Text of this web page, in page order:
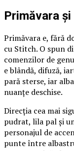
Primăvara
Primăvara e, fără
cu Stitch. O spun
comenzilor de
e blândă, difuză,
pară sterse, iar
nuanțe deschise.
Direcția cea mai
pudrat, lila pal și
personajul de
punte între